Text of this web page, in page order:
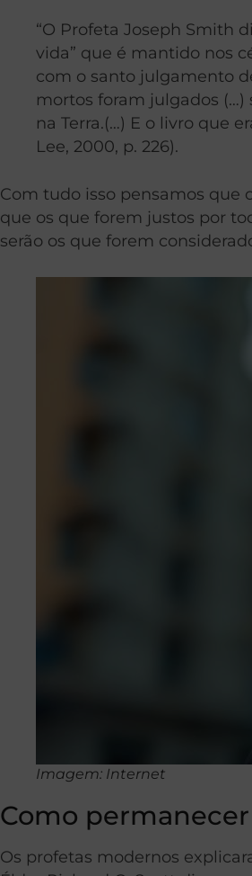
“O Profeta Joseph Smith
vida” que é mantido nos
com o santo julgamento
mortos foram julgados (…)
na Terra.(…) E o livro que
Lee, 2000, p. 226).
Com tudo isso pensamos que
que os que forem justos por
serão os que forem
Imagem: Internet
Como
Os profetas modernos